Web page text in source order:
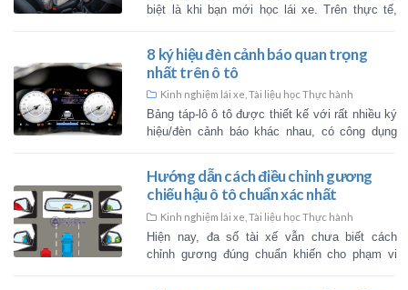
đúng cách cho người mới
Kinh nghiệm lái xe, Tài liệu học
Khởi động xe có thể là một
biệt là khi bạn mới học lái xe.